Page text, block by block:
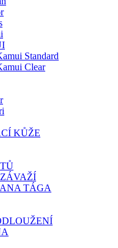
Standard
Clear
KŮŽE
TÁGA